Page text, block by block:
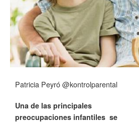
Patricia Peyró @kontrolparental
Una de las principales
preocupaciones infantiles se